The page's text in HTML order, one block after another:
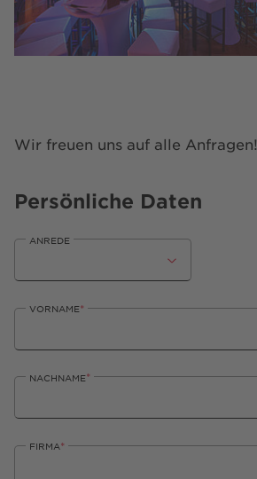
Wir freuen uns auf alle Anfragen!
Persönliche Daten
ANREDE
VORNAME*
NACHNAME*
FIRMA*